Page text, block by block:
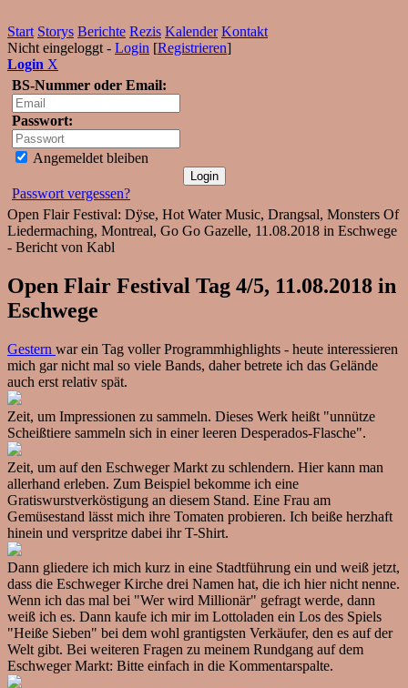
Start Storys Berichte Rezis Kalender Kontakt
Nicht eingeloggt - Login [Registrieren]
Login X
BS-Nummer oder Email:
Passwort:
Angemeldet bleiben
Passwort vergessen?
Open Flair Festival: Dÿse, Hot Water Music, Drangsal, Monsters Of
Liedermaching, Montreal, Go Go Gazelle, 11.08.2018 in Eschwege
- Bericht von Kabl
Open Flair Festival Tag 4/5, 11.08.2018 in
Eschwege
Gestern war ein Tag voller Programmhighlights - heute interessieren
mich gar nicht mal so viele Bands, daher betrete ich das Gelände
auch erst relativ spät.
Zeit, um Impressionen zu sammeln. Dieses Werk heißt "unnütze
Scheißtiere sammeln sich in einer leeren Desperados-Flasche".
Zeit, um auf den Eschweger Markt zu schlendern. Hier kann man
allerhand erleben. Zum Beispiel bekomme ich eine
Gratiswurstverköstigung an diesem Stand. Eine Frau am
Gemüsestand lässt mich ihre Tomaten probieren. Ich beiße herzhaft
hinein und verspritze dabei ihr T-Shirt.
Dann gliedere ich mich kurz in eine Stadtführung ein und weiß jetzt,
dass die Eschweger Kirche drei Namen hat, die ich hier nicht nenne.
Wenn ich das mal bei "Wer wird Millionär" gefragt werde, dann
weiß ich es. Dann kaufe ich mir im Lottoladen ein Los des Spiels
"Heiße Sieben" bei dem wohl grantigsten Verkäufer, den es auf der
Welt gibt. Bei weiteren Fragen zu meinem Rundgang auf dem
Eschweger Markt: Bitte einfach in die Kommentarspalte.